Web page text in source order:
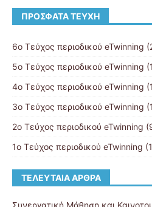
ΠΡΌΣΦΑΤΑ ΤΕΎΧΗ
6ο Τεύχος περιοδικού eTwinning
5ο Τεύχος περιοδικού eTwinning
4ο Τεύχος περιοδικού eTwinning
3ο Τεύχος περιοδικού eTwinning
2ο Τεύχος περιοδικού eTwinning
1ο Τεύχος περιοδικού eTwinning
ΤΕΛΕΥΤΑΊΑ ΆΡΘΡΑ